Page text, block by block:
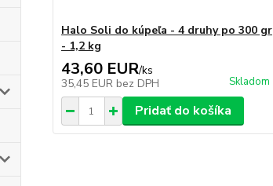
Halo Soli do kúpeľa - 4 druhy po 300 gr
- 1,2 kg
43,60 EUR/ks
35,45 EUR bez DPH Skladom
Pridať do košíka